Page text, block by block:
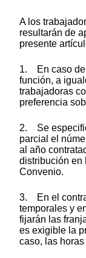
A los
resultarán de
presente
1. En caso de
función, a
trabajadoras
preferencia
2. Se
parcial el
al año
distribución en
Convenio.
3. En el
temporales y
fijarán las
es exigible la
caso, las